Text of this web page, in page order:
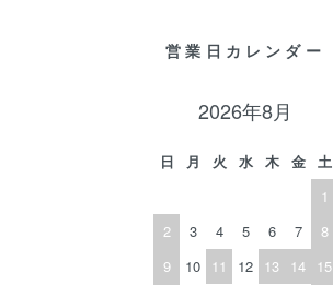
営業日カレンダー
2026年8月
日 月 火 水 木 金
土
1
2
3 4 5 6 7
8
9
10 11 12 13 14
15